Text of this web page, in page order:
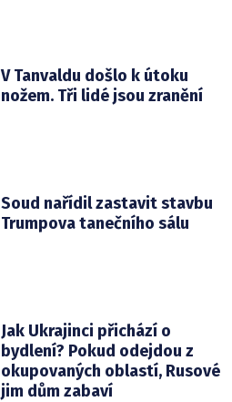
V Tanvaldu došlo k útoku
nožem. Tři lidé jsou zranění
Soud nařídil zastavit stavbu
Trumpova tanečního sálu
Jak Ukrajinci přichází o
bydlení? Pokud odejdou z
okupovaných oblastí, Rusové
jim dům zabaví